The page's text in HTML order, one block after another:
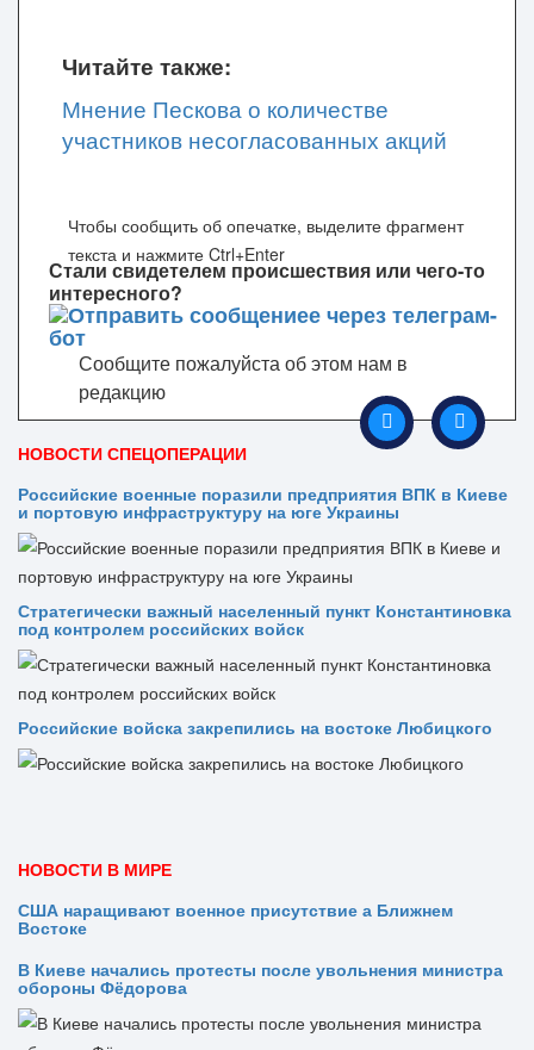
Читайте также:
Мнение Пескова о количестве
участников несогласованных акций
Стали свидетелем происшествия или чего-то
интересного?
Сообщите пожалуйста об этом нам в
редакцию
Чтобы сообщить об опечатке, выделите фрагмент
текста и нажмите Ctrl+Enter
НОВОСТИ СПЕЦОПЕРАЦИИ
Российские военные поразили предприятия ВПК в Киеве
и портовую инфраструктуру на юге Украины
Стратегически важный населенный пункт Константиновка
под контролем российских войск
Российские войска закрепились на востоке Любицкого
НОВОСТИ В МИРЕ
США наращивают военное присутствие а Ближнем
Востоке
В Киеве начались протесты после увольнения министра
обороны Фёдорова